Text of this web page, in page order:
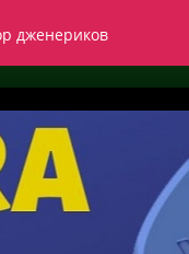
дженериков